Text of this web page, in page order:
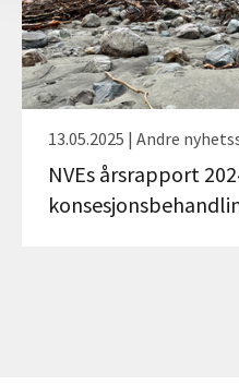
13.05.2025 | Andre
NVEs årsrapport